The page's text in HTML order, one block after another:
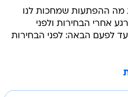
מה ההפתעות שמחכות לנו
רגע אחרי הבחירות ולפני
לפעם הבאה: לפני הבחירות